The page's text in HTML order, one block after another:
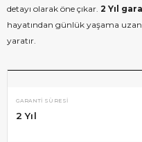
detayı olarak öne çıkar. 2 Yıl
hayatından günlük yaşama
yaratır.
GARANTI SÜRESI
2 Yıl